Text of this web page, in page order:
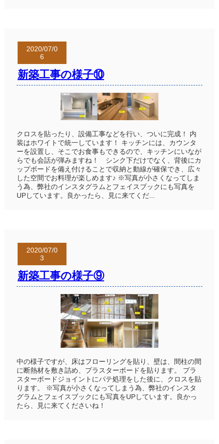
2020/07/0
6
新築工事の様子⑩
クロスを貼ったり、設備工事などを行い、ついに完成！ 内
装はホワイトで統一しています！ キッチンには、カウンタ
ーを設置し、そこでお食事もできるので、キッチンにいなが
らでも会話が弾みますね！ シンク下だけでなく、背後にカ
ップボードを備え付けることで収納と動線が確保でき、広々
した空間でお料理が楽しめます♪ ※写真が小さくなってしま
う為、弊社のインスタグラムとフェイスブックにも写真を
UPしています。良かったら、見に来てくだ...
2020/07/0
3
新築工事の様子⑨
中の様子ですが、床はフローリングを貼り、壁は、間柱の間
に断熱材を敷き詰め、プラスターボードを貼ります。 プラ
スターボードジョイントにパテ処理をした後に、クロスを貼
ります。 ※写真が小さくなってしまう為、弊社のインスタ
グラムとフェイスブックにも写真をUPしています。良かっ
たら、見に来てくださいね！